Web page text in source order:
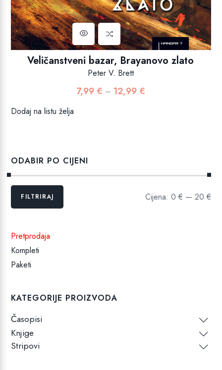
Veličanstveni bazar, Brayanovo zlato
Peter V. Brett
7,99 € – 12,99 €Raspon
Dodaj na listu želja
ODABIR PO CIJENI
Min
MaksFILTRIRAJ Cijena: 0 € — 20 €
Pretprodaja
Kompleti
Paketi
KATEGORIJE PROIZVODA
Časopisi
Knjige
Stripovi